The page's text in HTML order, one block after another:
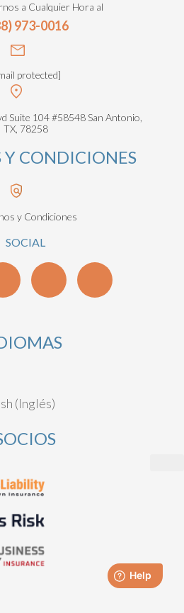
a Cualquier Hora al
973-0016
protected]
Suite 104 #58548 San Antonio,
TX, 78258
Y CONDICIONES
y Condiciones
SOCIAL
(Inglés)